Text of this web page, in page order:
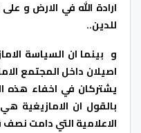
للدين..
و بينما ان السياسة
يشتركان في اخفاء هذه
بالقول ان الامازيغية
الاعلامية التي دامت